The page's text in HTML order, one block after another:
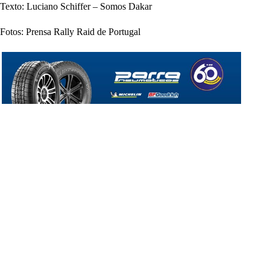
Texto: Luciano Schiffer – Somos Dakar
Fotos: Prensa Rally Raid de Portugal